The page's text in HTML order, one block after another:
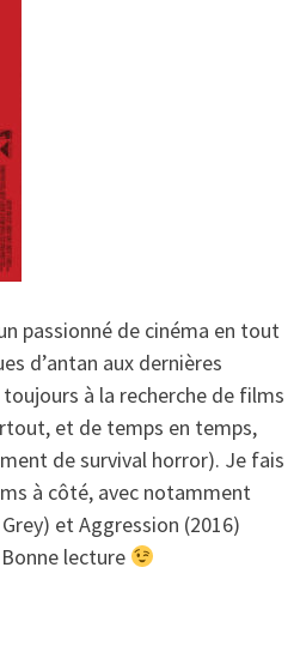
passionné de cinéma en tout
d’antan aux dernières
à la recherche de films
et de temps en temps,
de survival horror). Je fais
à côté, avec notamment
et Aggression (2016)
lecture